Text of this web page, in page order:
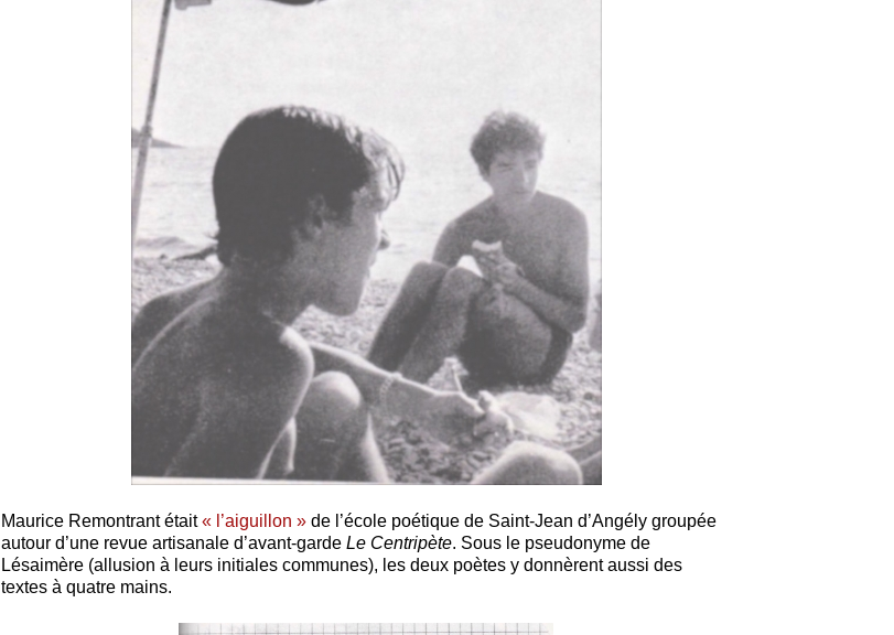
Maurice Remontrant était« l’aiguillon » de l’école poétique de Saint-Jean d’Angély groupée
autour d’une revue artisanale d’avant-gardeLe Centripète. Sous le pseudonyme de
Lésaimère (allusion à leurs initiales communes), lesdeux poètes y donnèrent aussi des
textes à quatre mains.